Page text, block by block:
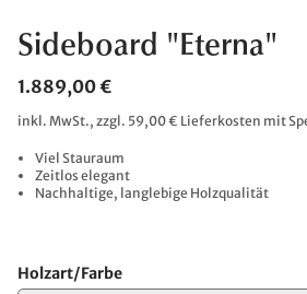
Sideboard "Eterna"
1.889,00 €
inkl. MwSt., zzgl. 59,00 € Lieferkosten mit
Viel Stauraum
Zeitlos elegant
Nachhaltige, langlebige Holzqualität
Holzart/Farbe